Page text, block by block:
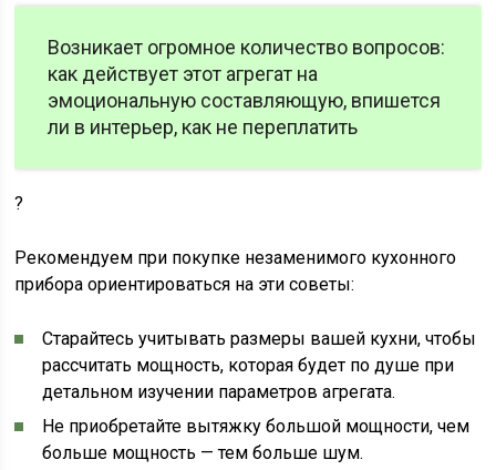
Возникает огромное количество вопросов:
как действует этот агрегат на
эмоциональную составляющую, впишется
ли в интерьер, как не переплатить
?
Рекомендуем при покупке незаменимого кухонного
прибора ориентироваться на эти советы:
Старайтесь учитывать размеры вашей кухни, чтобы
рассчитать мощность, которая будет по душе при
детальном изучении параметров агрегата.
Не приобретайте вытяжку большой мощности, чем
больше мощность — тем больше шум.